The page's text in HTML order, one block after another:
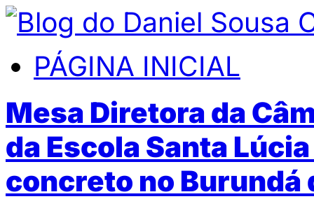
PÁGINA INICIAL
Mesa Diretora da
da Escola Santa
concreto no Burundá